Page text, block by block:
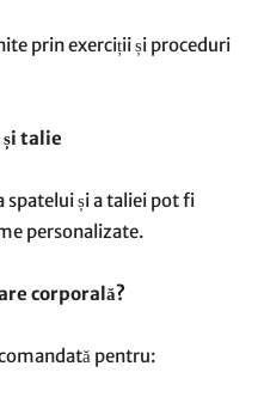
prin exerciții și proceduri
talie
spatelui și a taliei pot fi
personalizate.
corporală?
pentru: